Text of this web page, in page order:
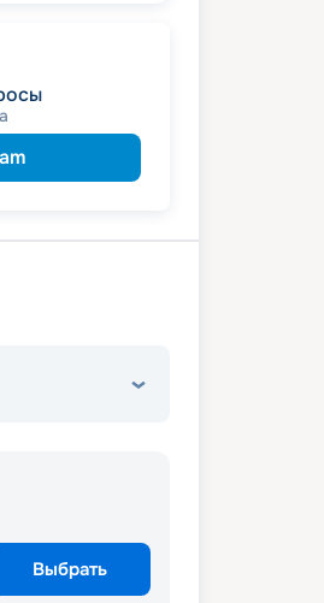
Выбрать